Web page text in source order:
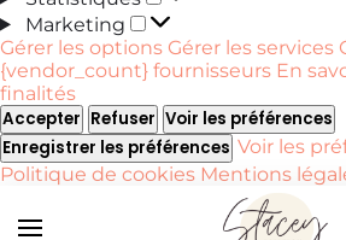
Marketing
Marketing
Gérer les options Gérer les services
{vendor_count} fournisseurs En
finalités
Accepter Refuser Voir les préférences
Enregistrer les préférences Voir les
Politique de cookies Mentions